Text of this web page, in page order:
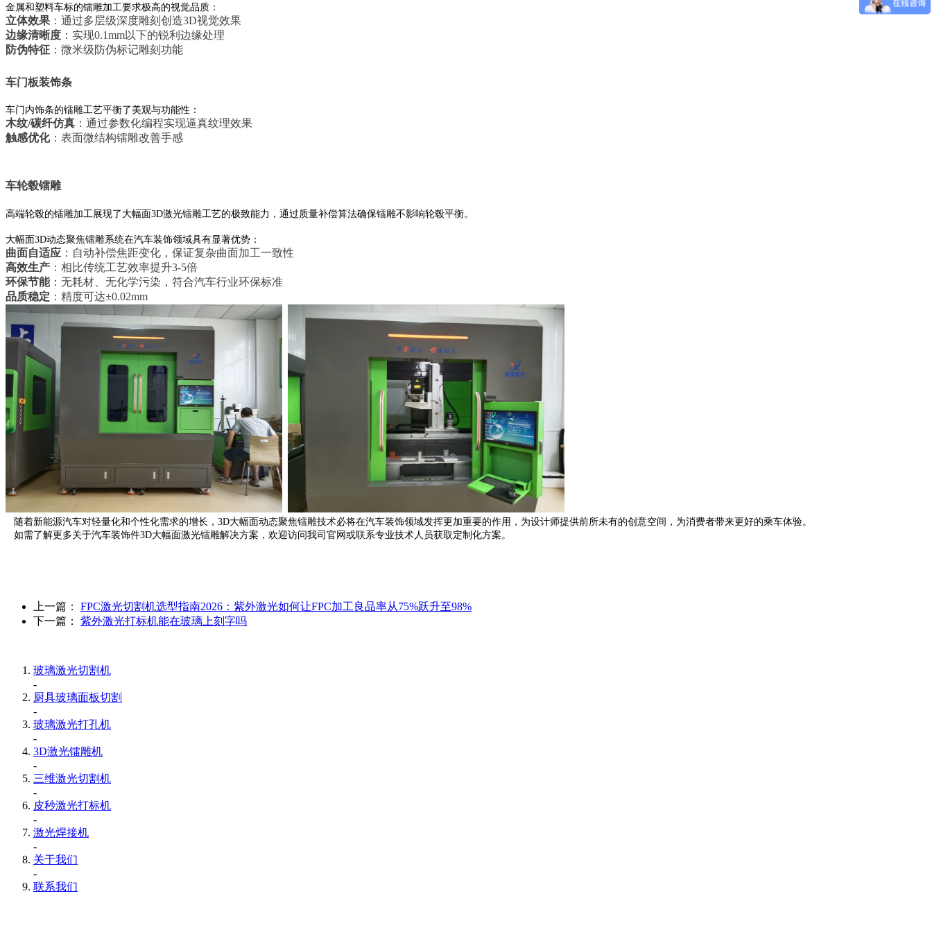
金属和塑料车标的镭雕加工要求极高的视觉品质：
立体效果 ：通过多层级深度雕刻创造3D视觉效果
边缘清晰度 ：实现0.1mm以下的锐利边缘处理
防伪特征 ：微米级防伪标记雕刻功能
车门板装饰条
车门内饰条的镭雕工艺平衡了美观与功能性：
木纹/碳纤仿真 ：通过参数化编程实现逼真纹理效果
触感优化 ：表面微结构镭雕改善手感
车轮毂镭雕
高端轮毂的镭雕加工展现了大幅面3D激光镭雕工艺的极致能力，通过质量补偿算法确保镭雕不影响轮毂平衡。
大幅面3D动态聚焦镭雕系统在汽车装饰领域具有显著优势：
曲面自适应 ：自动补偿焦距变化，保证复杂曲面加工一致性
高效生产 ：相比传统工艺效率提升3-5倍
环保节能 ：无耗材、无化学污染，符合汽车行业环保标准
品质稳定 ：精度可达±0.02mm
随着新能源汽车对轻量化和个性化需求的增长，3D大幅面动态聚焦镭雕技术必将在汽车装饰领域发挥更加重要的作用，为设计师提供前所未有的创意空间，为消费者带来更好的乘车体验。
如需了解更多关于汽车装饰件3D大幅面激光镭雕解决方案，欢迎访问我司官网或联系专业技术人员获取定制化方案。
上一篇：
FPC激光切割机选型指南2026：紫外激光如何让FPC加工良品率从75%跃升至98%
下一篇：
紫外激光打标机能在玻璃上刻字吗
玻璃激光切割机
-
厨具玻璃面板切割
-
玻璃激光打孔机
-
3D激光镭雕机
-
三维激光切割机
-
皮秒激光打标机
-
激光焊接机
-
关于我们
-
联系我们